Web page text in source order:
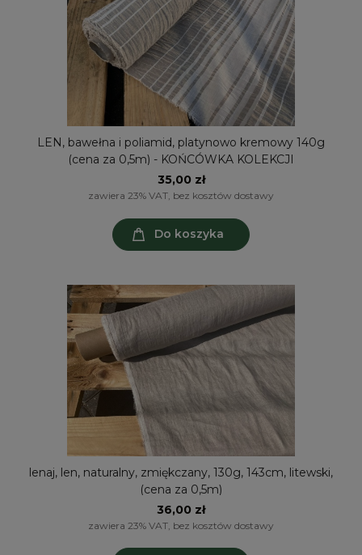
LEN, bawełna i poliamid, platynowo kremowy 140g
(cena za 0,5m) - KOŃCÓWKA KOLEKCJI
35,00 zł
zawiera 23% VAT, bez kosztów dostawy
Do koszyka
lenaj, len, naturalny, zmiękczany, 130g, 143cm, litewski,
(cena za 0,5m)
36,00 zł
zawiera 23% VAT, bez kosztów dostawy